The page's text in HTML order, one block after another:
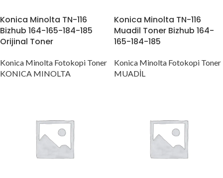
Konica Minolta TN-116
Bizhub 164-165-184-185
Orijinal Toner
Konica Minolta Fotokopi Toner
KONICA MINOLTA
Konica Minolta TN-116
Muadil Toner Bizhub 164-
165-184-185
Konica Minolta Fotokopi Toner
MUADİL